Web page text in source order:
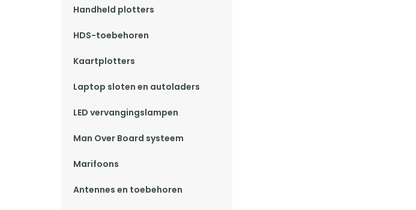
Handheld plotters
HDS-toebehoren
Kaartplotters
Laptop sloten en autoladers
LED vervangingslampen
Man Over Board systeem
Marifoons
Antennes en toebehoren